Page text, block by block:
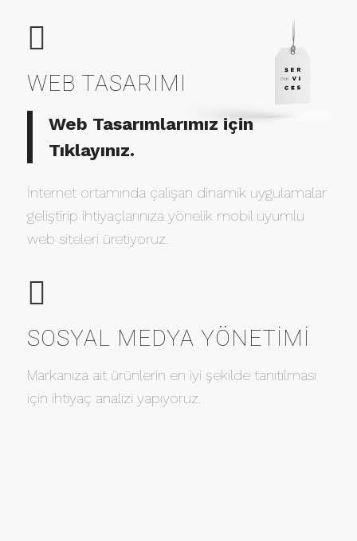
WEB TASARIMI
Web Tasarımlarımız için
Tıklayınız.
İnternet ortamında çalışan dinamik uygulamalar
geliştirip ihtiyaçlarınıza yönelik mobil uyumlu
web siteleri üretiyoruz.
SOSYAL MEDYA YÖNETIMI
Markanıza ait ürünlerin en iyi şekilde tanıtılması
için ihtiyaç analizi yapıyoruz.